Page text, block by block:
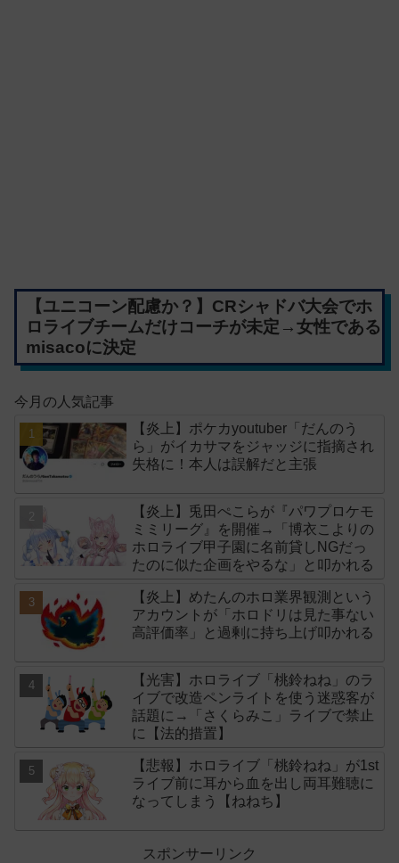
【ユニコーン配慮か？】CRシャドバ大会でホ
ロライブチームだけコーチが未定→女性である
misacoに決定
今月の人気記事
【炎上】ポケカyoutuber「だんのう
ら」がイカサマをジャッジに指摘され
失格に！本人は誤解だと主張
【炎上】兎田ぺこらが『パワプロケモ
ミミリーグ』を開催→「博衣こよりの
ホロライブ甲子園に名前貸しNGだっ
たのに似た企画をやるな」と叩かれる
【炎上】めたんのホロ業界観測という
アカウントが「ホロドリは見た事ない
高評価率」と過剰に持ち上げ叩かれる
【光害】ホロライブ「桃鈴ねね」のラ
イブで改造ペンライトを使う迷惑客が
話題に→「さくらみこ」ライブで禁止
に【法的措置】
【悲報】ホロライブ「桃鈴ねね」が1st
ライブ前に耳から血を出し両耳難聴に
なってしまう【ねねち】
スポンサーリンク